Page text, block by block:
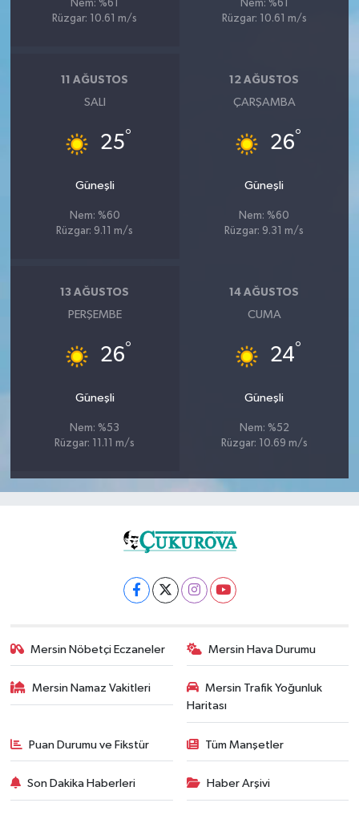
Nem: %61
Rüzgar: 10.61 m/s
Nem: %61
Rüzgar: 10.61 m/s
11 AĞUSTOS
SALI
25°
Güneşli
Nem: %60
Rüzgar: 9.11 m/s
12 AĞUSTOS
ÇARŞAMBA
26°
Güneşli
Nem: %60
Rüzgar: 9.31 m/s
13 AĞUSTOS
PERŞEMBE
26°
Güneşli
Nem: %53
Rüzgar: 11.11 m/s
14 AĞUSTOS
CUMA
24°
Güneşli
Nem: %52
Rüzgar: 10.69 m/s
Mersin Nöbetçi Eczaneler Mersin Hava Durumu
Mersin Namaz Vakitleri
Mersin Trafik Yoğunluk
Haritası
Puan Durumu ve Fikstür Tüm Manşetler
Son Dakika Haberleri Haber Arşivi